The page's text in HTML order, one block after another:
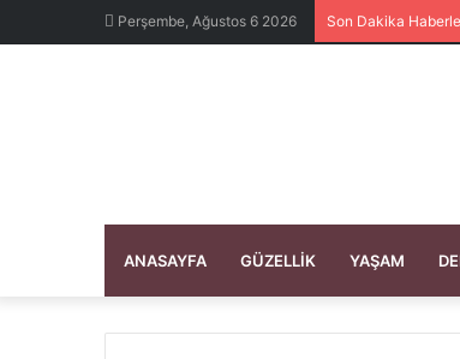
Perşembe, Ağustos 6 2026 Son Dakika
ANASAYFA GÜZELLIK YAŞAM